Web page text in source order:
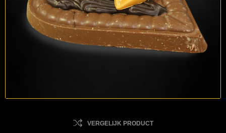
VERGELIJK PRODUCT